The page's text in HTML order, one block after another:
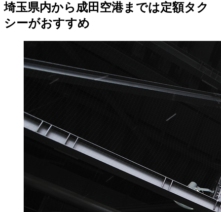
埼玉県内から成田空港までは定額タク
シーがおすすめ